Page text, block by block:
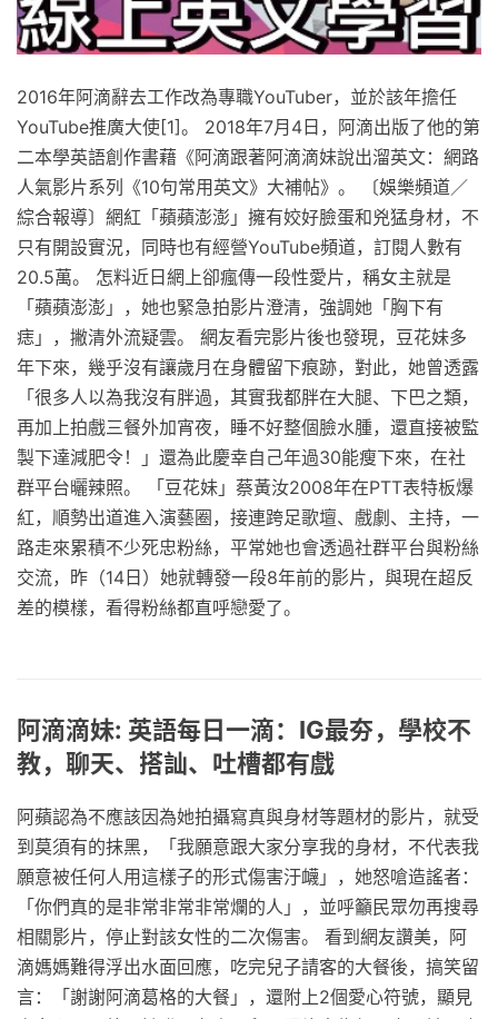
2016年阿滴辭去工作改為專職YouTuber，並於該年擔任
YouTube推廣大使[1]。 2018年7月4日，阿滴出版了他的第
二本學英語創作書藉《阿滴跟著阿滴滴妹說出溜英文：網路
人氣影片系列《10句常用英文》大補帖》。 〔娛樂頻道／
綜合報導〕網紅「蘋蘋澎澎」擁有姣好臉蛋和兇猛身材，不
只有開設實況，同時也有經營YouTube頻道，訂閱人數有
20.5萬。 怎料近日網上卻瘋傳一段性愛片，稱女主就是
「蘋蘋澎澎」，她也緊急拍影片澄清，強調她「胸下有
痣」，撇清外流疑雲。 網友看完影片後也發現，豆花妹多
年下來，幾乎沒有讓歲月在身體留下痕跡，對此，她曾透露
「很多人以為我沒有胖過，其實我都胖在大腿、下巴之類，
再加上拍戲三餐外加宵夜，睡不好整個臉水腫，還直接被監
製下達減肥令！」還為此慶幸自己年過30能瘦下來，在社
群平台曬辣照。 「豆花妹」蔡黃汝2008年在PTT表特板爆
紅，順勢出道進入演藝圈，接連跨足歌壇、戲劇、主持，一
路走來累積不少死忠粉絲，平常她也會透過社群平台與粉絲
交流，昨（14日）她就轉發一段8年前的影片，與現在超反
差的模樣，看得粉絲都直呼戀愛了。
阿滴滴妹: 英語每日一滴：IG最夯，學校不
教，聊天、搭訕、吐槽都有戲
阿蘋認為不應該因為她拍攝寫真與身材等題材的影片，就受
到莫須有的抹黑，「我願意跟大家分享我的身材，不代表我
願意被任何人用這樣子的形式傷害汙衊」，她怒嗆造謠者：
「你們真的是非常非常非常爛的人」，並呼籲民眾勿再搜尋
相關影片，停止對該女性的二次傷害。 看到網友讚美，阿
滴媽媽難得浮出水面回應，吃完兒子請客的大餐後，搞笑留
言：「謝謝阿滴葛格的大餐」，還附上2個愛心符號，顯見